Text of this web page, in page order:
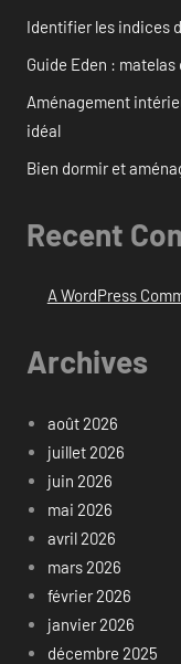
Identifier les indices
Guide Eden :
Aménagement
idéal
Bien dormir et
Recent
A WordPress
Archives
août 2026
juillet 2026
juin 2026
mai 2026
avril 2026
mars 2026
février 2026
janvier 2026
décembre 2025